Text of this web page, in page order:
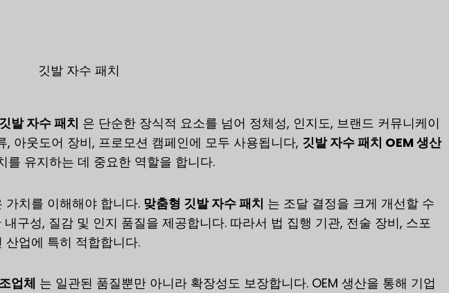
깃발 자수 패치
깃발 자수 패치 은 단순한 장식적 요소를 넘어 정체성, 인지도, 브랜드 커뮤니케이
아웃도어 장비, 프로모션 캠페인에 모두 사용됩니다, 깃발 자수 패치 OEM 생산
를 유지하는 데 중요한 역할을 합니다.
치를 이해해야 합니다. 맞춤형 깃발 자수 패치 는 조달 결정을 크게 개선할 수
구성, 질감 및 인지 품질을 제공합니다. 따라서 법 집행 기관, 전술 장비, 스포
업에 특히 적합합니다.
업체 는 일관된 품질뿐만 아니라 확장성도 보장합니다. OEM 생산을 통해 기업